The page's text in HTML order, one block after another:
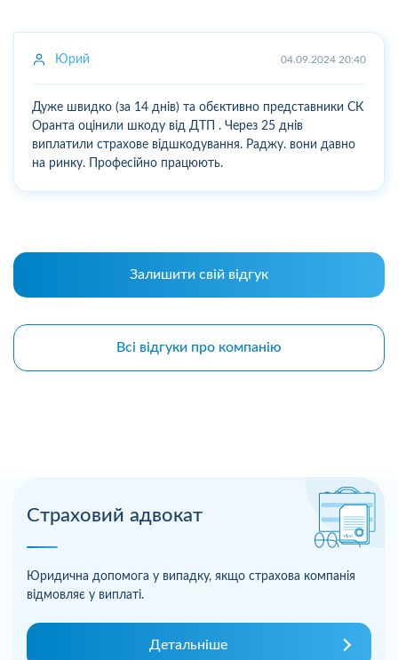
Страховий адвокат
Юридична допомога у випадку, якщо страхова компанія
відмовляє у виплаті.
Детальніше
Юрий 04.09.2024 20:40
Дуже швидко (за 14 днів) та обєктивно представники СК
Оранта оцінили шкоду від ДТП . Через 25 днів
виплатили страхове відшкодування. Раджу. вони давно
на ринку. Професійно працюють.
Залишити свій відгук
Всі відгуки про компанію